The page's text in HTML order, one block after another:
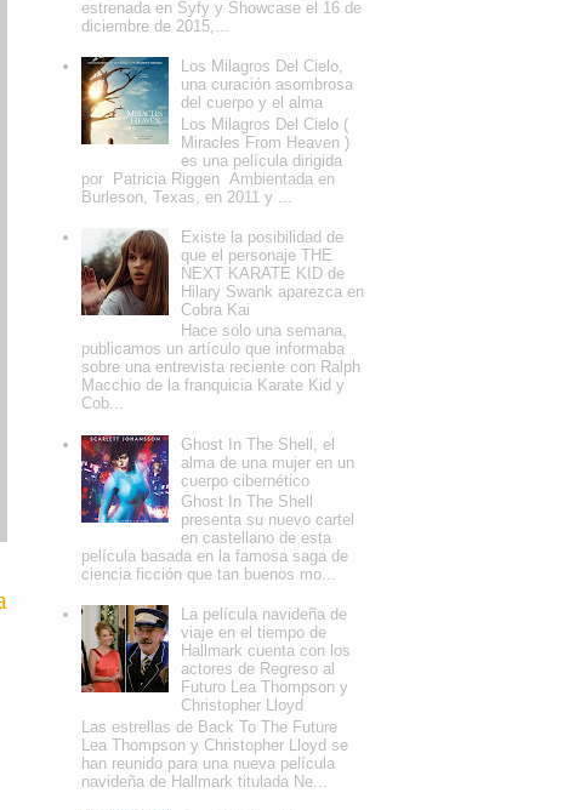
estrenada en Syfy y Showcase el 16 de
diciembre de 2015,...
Los Milagros Del Cielo,
una curación asombrosa
del cuerpo y el alma
Los Milagros Del Cielo (
Miracles From Heaven )
es una película dirigida
por Patricia Riggen Ambientada en
Burleson, Texas, en 2011 y ...
Existe la posibilidad de
que el personaje THE
NEXT KARATE KID de
Hilary Swank aparezca en
Cobra Kai
Hace solo una semana,
publicamos un artículo que informaba
sobre una entrevista reciente con Ralph
Macchio de la franquicia Karate Kid y
Cob...
Ghost In The Shell, el
alma de una mujer en un
cuerpo cibernético
Ghost In The Shell
presenta su nuevo cartel
en castellano de esta
película basada en la famosa saga de
ciencia ficción que tan buenos mo...
La película navideña de
viaje en el tiempo de
Hallmark cuenta con los
actores de Regreso al
Futuro Lea Thompson y
Christopher Lloyd
Las estrellas de Back To The Future
Lea Thompson y Christopher Lloyd se
han reunido para una nueva película
navideña de Hallmark titulada Ne...